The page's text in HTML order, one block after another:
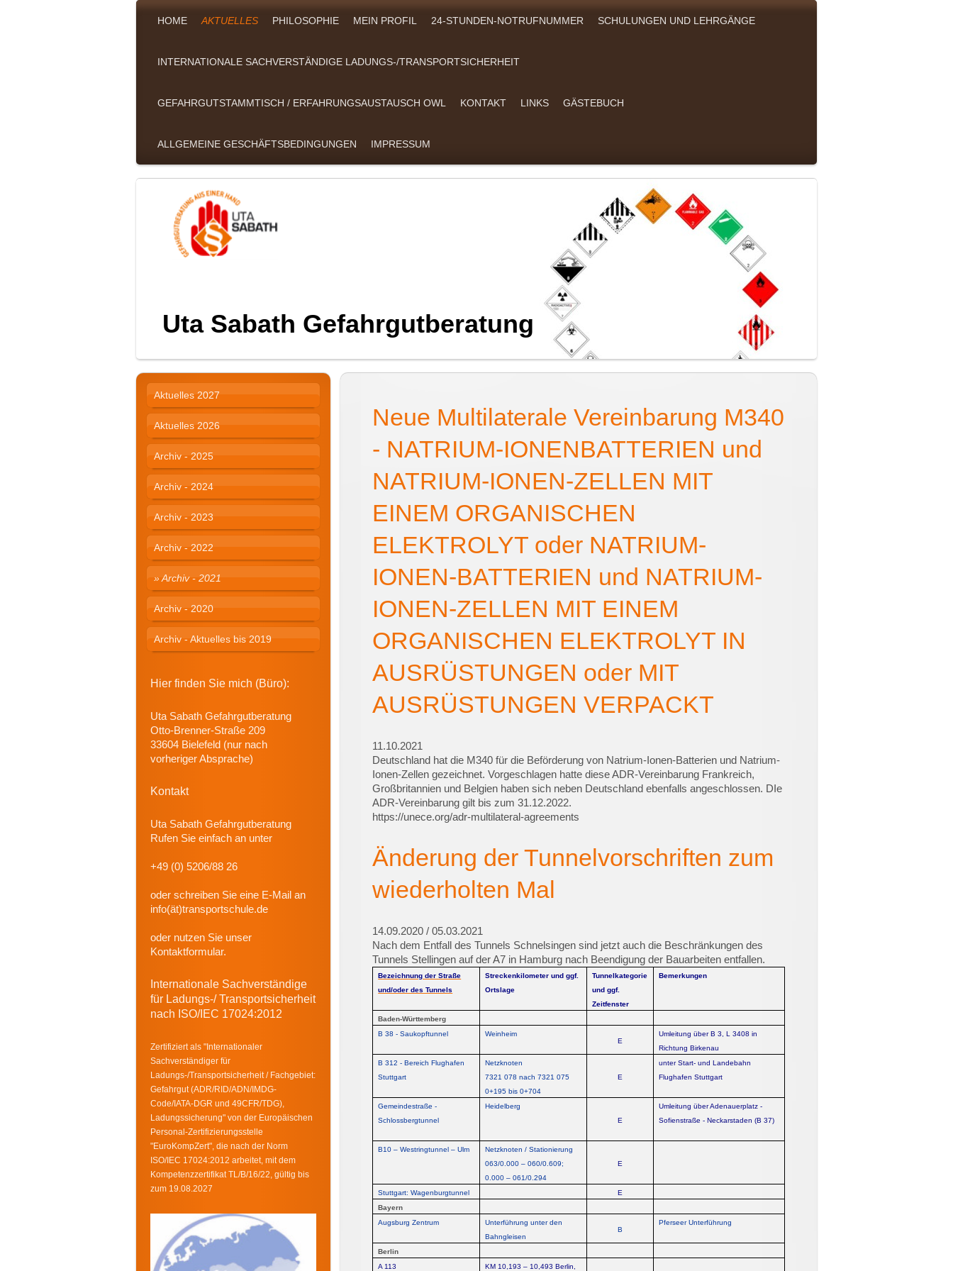
HOME AKTUELLES PHILOSOPHIE MEIN PROFIL 24-STUNDEN-NOTRUFNUMMER SCHULUNGEN UND LEHRGÄNGE
INTERNATIONALE SACHVERSTÄNDIGE LADUNGS-/TRANSPORTSICHERHEIT
GEFAHRGUTSTAMMTISCH / ERFAHRUNGSAUSTAUSCH OWL KONTAKT LINKS GÄSTEBUCH
ALLGEMEINE GESCHÄFTSBEDINGUNGEN IMPRESSUM
Uta Sabath Gefahrgutberatung
Neue Multilaterale Vereinbarung M340
- NATRIUM-IONEN­BATTERIEN und
NATRIUM-IONEN-ZELLEN MIT
EINEM ORGANISCHEN
ELEKTROLYT oder NATRIUM-
IONEN-BATTERIEN und NATRIUM­
IONEN-ZELLEN MIT EINEM
ORGANISCHEN ELEKTROLYT IN
AUSRÜSTUNGEN oder MIT
AUSRÜSTUNGEN VERPACKT
11.10.2021
Deutschland hat die M340 für die Beförderung von Natrium-Ionen-Batterien und Natrium-
Ionen-Zellen gezeichnet. Vorgeschlagen hatte diese ADR-Vereinbarung Frankreich,
Großbritannien und Belgien haben sich neben Deutschland ebenfalls angeschlossen. DIe
ADR-Vereinbarung gilt bis zum 31.12.2022.
https://unece.org/adr-multilateral-agreements
Änderung der Tunnelvorschriften zum
wiederholten Mal
14.09.2020 / 05.03.2021
Nach dem Entfall des Tunnels Schnelsingen sind jetzt auch die Beschränkungen des
Tunnels Stellingen auf der A7 in Hamburg nach Beendigung der Bauarbeiten entfallen.
Bezeichnung der Straße
und/oder des Tunnels
Streckenkilometer und ggf.
Ortslage
Tunnelkategorie
und ggf.
Zeitfenster
Bemerkungen
Baden-Württemberg
B 38 - Saukopftunnel
Weinheim
E
Umleitung über B 3, L 3408 in
Richtung Birkenau
B 312 - Bereich Flughafen
Stuttgart
Netzknoten
7321 078 nach 7321 075
0+195 bis 0+704
E
unter Start- und Landebahn
Flughafen Stuttgart
Gemeindestraße -
Schlossbergtunnel
Heidelberg
E
Umleitung über Adenauerplatz -
Sofienstraße - Neckarstaden (B 37)
B10 – Westringtunnel – Ulm
Netzknoten / Stationierung
063/0.000 – 060/0.609;
0.000 – 061/0.294
E
Stuttgart: Wagenburgtunnel
E
Bayern
Augsburg Zentrum
Unterführung unter den
Bahngleisen
B
Pferseer Unterführung
Berlin
A 113
KM 10,193 – 10,493 Berlin,
Aktuelles 2027
Aktuelles 2026
Archiv - 2025
Archiv - 2024
Archiv - 2023
Archiv - 2022
Archiv - 2021
Archiv - 2020
Archiv - Aktuelles bis 2019
Hier finden Sie mich (Büro):
Uta Sabath Gefahrgutberatung
Otto-Brenner-Straße 209
33604 Bielefeld (nur nach
vorheriger Absprache)
Kontakt
Uta Sabath Gefahrgutberatung
Rufen Sie einfach an unter
+49 (0) 5206/88 26
oder schreiben Sie eine E-Mail an
info(ät)transportschule.de
oder nutzen Sie unser
Kontaktformular.
Internationale Sachverständige
für Ladungs-/ Transportsicherheit
nach ISO/IEC 17024:2012
Zertifiziert als "Internationaler
Sachverständiger für
Ladungs-/Transportsicherheit / Fachgebiet:
Gefahrgut (ADR/RID/ADN/IMDG-
Code/IATA-DGR und 49CFR/TDG),
Ladungssicherung" von der Europäischen
Personal-Zertifizierungsstelle
"EuroKompZert", die nach der Norm
ISO/IEC 17024:2012 arbeitet, mit dem
Kompetenzzertifikat TL/B/16/22, gültig bis
zum 19.08.2027